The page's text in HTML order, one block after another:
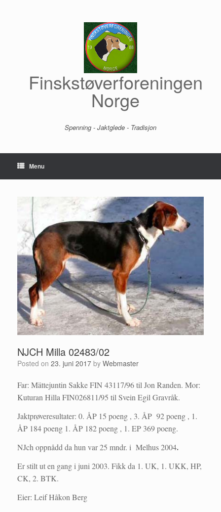
Finskstøverforeningen
Norge
Spenning - Jaktglede - Tradisjon
Menu
NJCH Milla 02483/02
Posted on 23. juni 2017 by Webmaster
Far: Mättejuntin Sakke FIN 43117/96 til Jon Randen. Mor:
Kuturan Hilla FIN026811/95 til Svein Egil Gravråk.
Jaktprøveresultater: 0. ÅP 15 poeng , 3. ÅP 92 poeng , 1.
ÅP 184 poeng 1. ÅP 182 poeng , 1. EP 369 poeng.
NJch oppnådd da hun var 25 mndr. i Melhus 2004.
Er stilt ut en gang i juni 2003. Fikk da 1. UK, 1. UKK, HP,
CK, 2. BTK.
Eier: Leif Håkon Berg